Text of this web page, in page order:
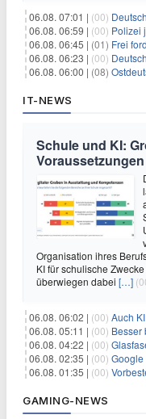
06.08. 07:01 | (00)
06.08. 06:59 | (00) Polizei
06.08. 06:45 | (01) Frei
06.08. 06:23 | (00)
06.08. 06:00 | (08)
IT-NEWS
Schule und KI:
Voraussetzungen
Organisation ihres
KI für schulische
überwiegen dabei […]
06.08. 06:02 | (00) Auch
06.08. 05:11 | (00) Besser
06.08. 04:22 | (00)
06.08. 02:35 | (00) Google
06.08. 01:35 | (00)
GAMING-NEWS